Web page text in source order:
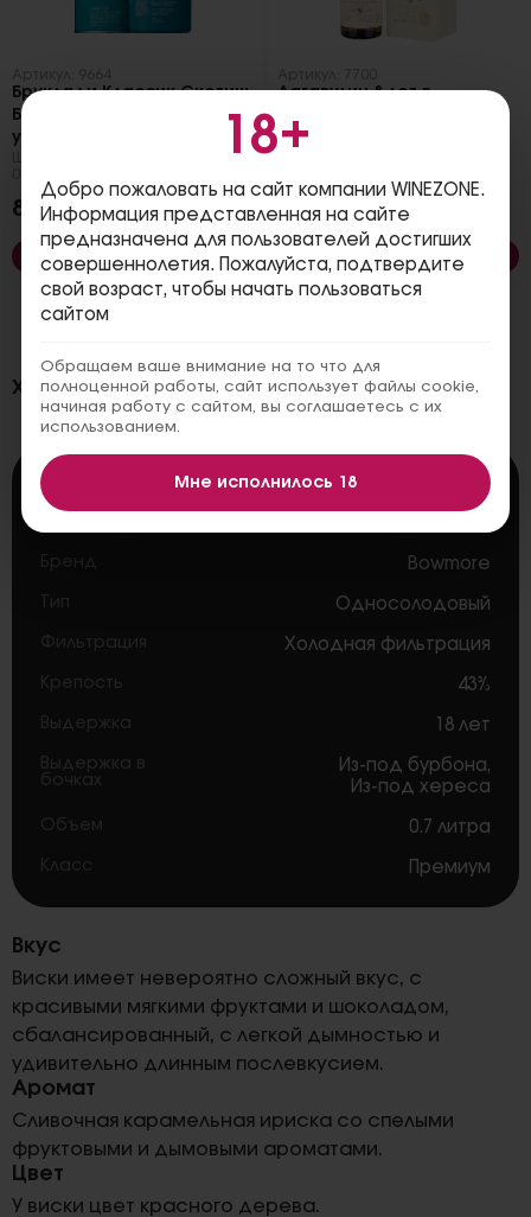
Бруклади Классик Скотиш
Барли в подарочной
упаковке (туба)
Односолодовый,
8 900₽
Лагавулин 8 лет в
Шотландия
0.7 литра
8 500₽
Характеристики
Страна Шотландия Айла
Bowmore
Тип Односолодовый
Фильтрация Холодная фильтрация
Крепость 43%
Выдержка 18 лет
Выдержка в
бочках
Из-под бурбона,
Из-под хереса
Объем 0.7 литра
Класс Премиум
Вкус
Виски имеет невероятно сложный вкус, с
красивыми мягкими фруктами и шоколадом,
сбалансированный, с легкой дымностью и
удивительно длинным послевкусием.
Аромат
Сливочная карамельная ириска со спелыми
фруктовыми и дымовыми ароматами.
Цвет
У виски цвет красного дерева.
18+
Добро пожаловать на сайт компании WINEZONE.
Информация представленная на сайте
предназначена для пользователей достигших
совершеннолетия. Пожалуйста, подтвердите
свой возраст, чтобы начать пользоваться
сайтом
Обращаем ваше внимание на то что для
полноценной работы, сайт использует файлы cookie,
начиная работу с сайтом, вы соглашаетесь с их
использованием.
Мне исполнилось 18